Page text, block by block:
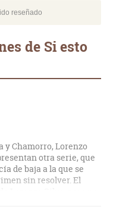
reseñado
de Si esto
y Chamorro, Lorenzo
otra serie, que
de baja a la que se
sin resolver. El
Lorenzo Silva, pero no